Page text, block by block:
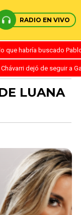
RADIO EN VIVO
que habría buscado
dejó de seguir a
LUANA